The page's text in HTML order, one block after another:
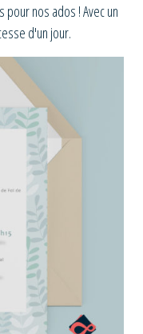
nos ados ! Avec un
d'un jour.